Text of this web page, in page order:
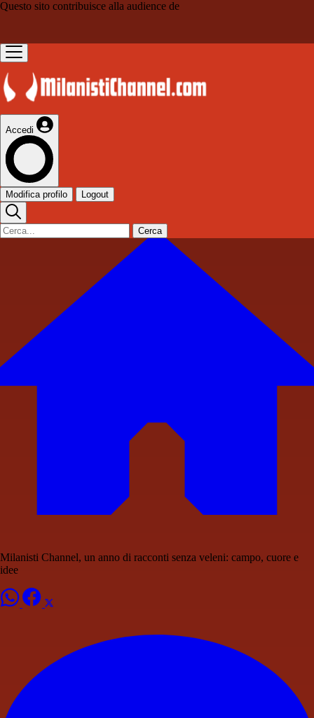
Questo sito contribuisce alla audience de
Accedi
Modifica profilo Logout
Cerca
Milanisti Channel, un anno di racconti senza veleni: campo, cuore e
idee